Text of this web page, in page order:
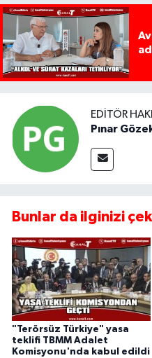
EDITÖR
Pınar
Bunlar da ilginizi
"Terörsüz Türkiye" yasa
teklifi TBMM Adalet
Komisyonu'nda kabul edildi